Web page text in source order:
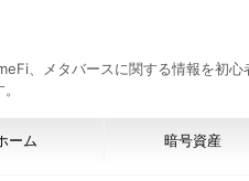
、メタバースに関する情報を初心
ーム 暗号資産